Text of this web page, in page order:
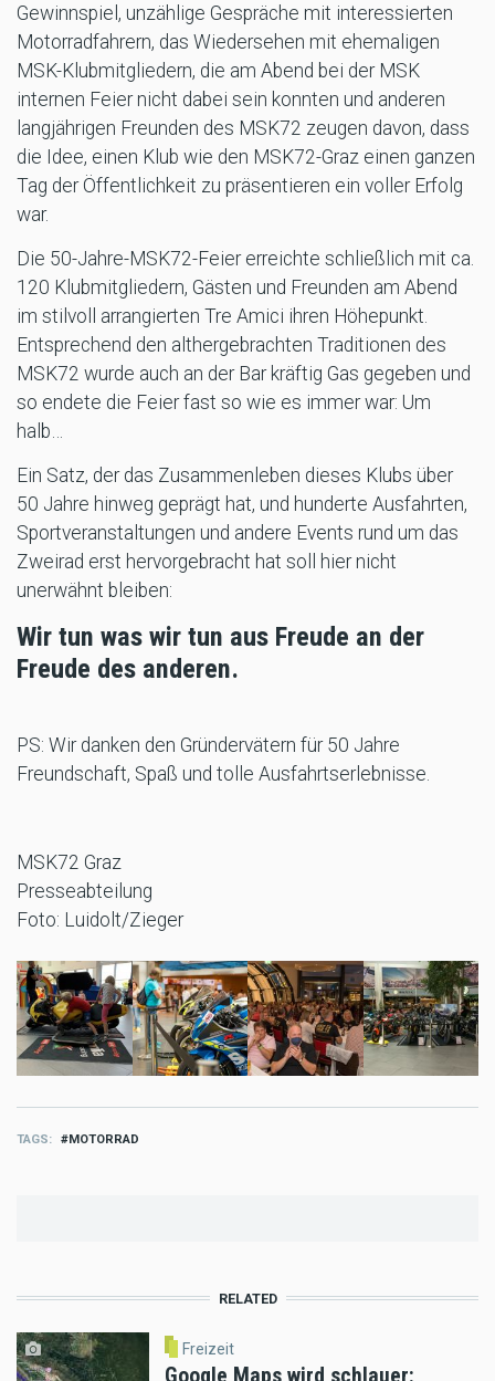
Gewinnspiel, unzählige Gespräche mit interessierten
Motorradfahrern, das Wiedersehen mit ehemaligen
MSK-Klubmitgliedern, die am Abend bei der MSK
internen Feier nicht dabei sein konnten und anderen
langjährigen Freunden des MSK72 zeugen davon, dass
die Idee, einen Klub wie den MSK72-Graz einen ganzen
Tag der Öffentlichkeit zu präsentieren ein voller Erfolg
war.
Die 50-Jahre-MSK72-Feier erreichte schließlich mit ca.
120 Klubmitgliedern, Gästen und Freunden am Abend
im stilvoll arrangierten Tre Amici ihren Höhepunkt.
Entsprechend den althergebrachten Traditionen des
MSK72 wurde auch an der Bar kräftig Gas gegeben und
so endete die Feier fast so wie es immer war: Um
halb…
Ein Satz, der das Zusammenleben dieses Klubs über
50 Jahre hinweg geprägt hat, und hunderte Ausfahrten,
Sportveranstaltungen und andere Events rund um das
Zweirad erst hervorgebracht hat soll hier nicht
unerwähnt bleiben:
Wir tun was wir tun aus Freude an der
Freude des anderen.
PS: Wir danken den Gründervätern für 50 Jahre
Freundschaft, Spaß und tolle Ausfahrtserlebnisse.
MSK72 Graz
Presseabteilung
Foto: Luidolt/Zieger
TAGS MOTORRAD
RELATED
Freizeit
Google Maps wird schlauer: